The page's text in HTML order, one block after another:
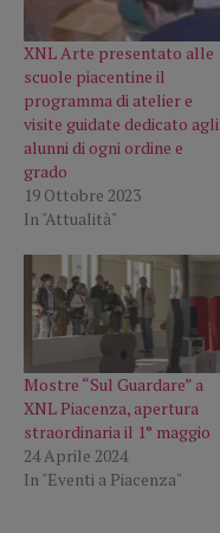
XNL Arte presentato alle
scuole piacentine il
programma di atelier e
visite guidate dedicato agli
alunni di ogni ordine e
grado
19 Ottobre 2023
In "Attualità"
Mostre “Sul Guardare” a
XNL Piacenza, apertura
straordinaria il 1° maggio
24 Aprile 2024
In "Eventi a Piacenza"